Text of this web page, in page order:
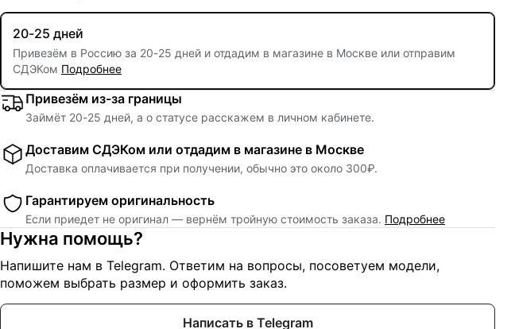
20-25 дней
Привезём в Россию за 20-25 дней и отдадим в магазине в Москве или отправим
СДЭКом Подробнее
Привезём из-за границы
Займёт 20-25 дней, а о статусе расскажем в личном кабинете.
Доставим СДЭКом или отдадим в магазине в Москве
Доставка оплачивается при получении, обычно это около 300₽.
Гарантируем оригинальность
Если приедет не оригинал — вернём тройную стоимость заказа. Подробнее
Нужна помощь?
Напишите нам в Telegram. Ответим на вопросы, посоветуем модели,
поможем выбрать размер и оформить заказ.
Написать в Telegram